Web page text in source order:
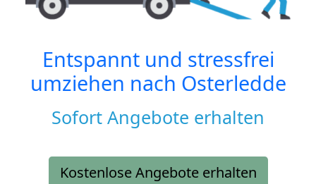
Entspannt und stressfrei
umziehen nach Osterledde
Sofort Angebote erhalten
Kostenlose Angebote erhalten